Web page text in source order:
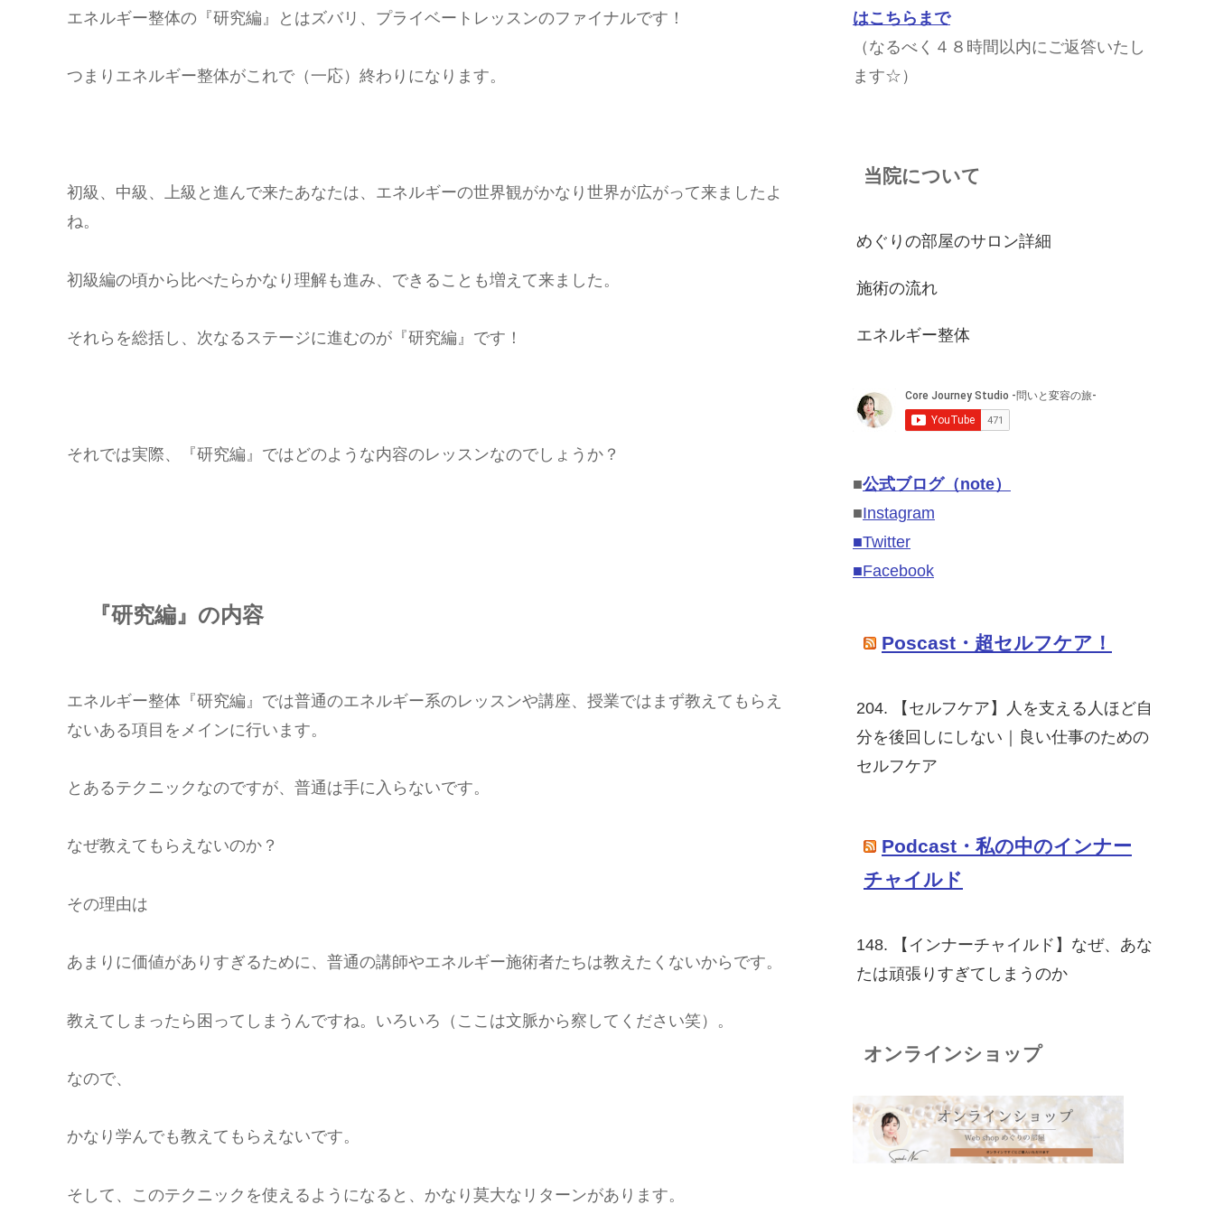
エネルギー整体の『研究編』とはズバリ、プライベートレッスンのファイナルです！
つまりエネルギー整体がこれで（一応）終わりになります。
初級、中級、上級と進んで来たあなたは、エネルギーの世界観がかなり世界が広がって来ましたよ
ね。
初級編の頃から比べたらかなり理解も進み、できることも増えて来ました。
それらを総括し、次なるステージに進むのが『研究編』です！
それでは実際、『研究編』ではどのような内容のレッスンなのでしょうか？
『研究編』の内容
エネルギー整体『研究編』では普通のエネルギー系のレッスンや講座、授業ではまず教えてもらえ
ないある項目をメインに行います。
とあるテクニックなのですが、普通は手に入らないです。
なぜ教えてもらえないのか？
その理由は
あまりに価値がありすぎるために、普通の講師やエネルギー施術者たちは教えたくないからです。
教えてしまったら困ってしまうんですね。いろいろ（ここは文脈から察してください笑）。
なので、
かなり学んでも教えてもらえないです。
そして、このテクニックを使えるようになると、かなり莫大なリターンがあります。
はこちらまで
（なるべく４８時間以内にご返答いたし
ます☆）
当院について
めぐりの部屋のサロン詳細
施術の流れ
エネルギー整体
■公式ブログ（note）
■Instagram
■Twitter
■Facebook
Poscast・超セルフケア！
204. 【セルフケア】人を支える人ほど自
分を後回しにしない｜良い仕事のための
セルフケア
Podcast・私の中のインナー
チャイルド
148. 【インナーチャイルド】なぜ、あな
たは頑張りすぎてしまうのか
オンラインショップ